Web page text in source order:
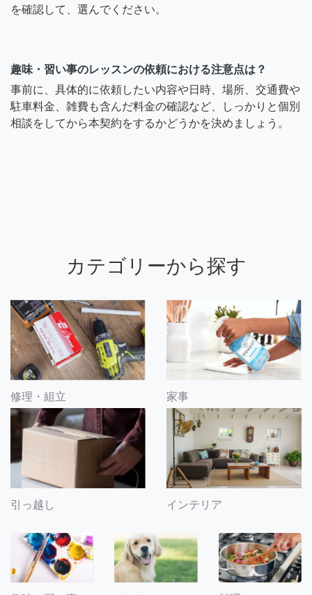
を確認して、選んでください。
趣味・習い事のレッスンの依頼における注意点は？
事前に、具体的に依頼したい内容や日時、場所、交通費や
駐車料金、雑費も含んだ料金の確認など、しっかりと個別
相談をしてから本契約をするかどうかを決めましょう。
カテゴリーから探す
修理・組立 家事
引っ越し インテリア